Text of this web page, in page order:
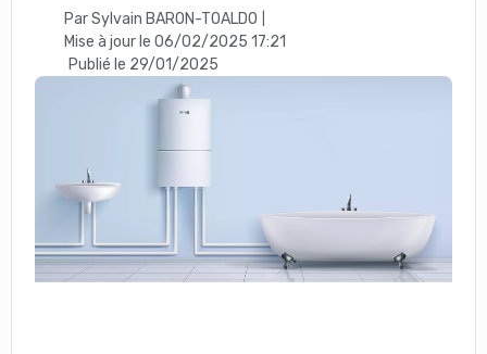
Par Sylvain BARON-TOALDO
Mise à jour le 06/02/2025 17:21
Publié le 29/01/2025